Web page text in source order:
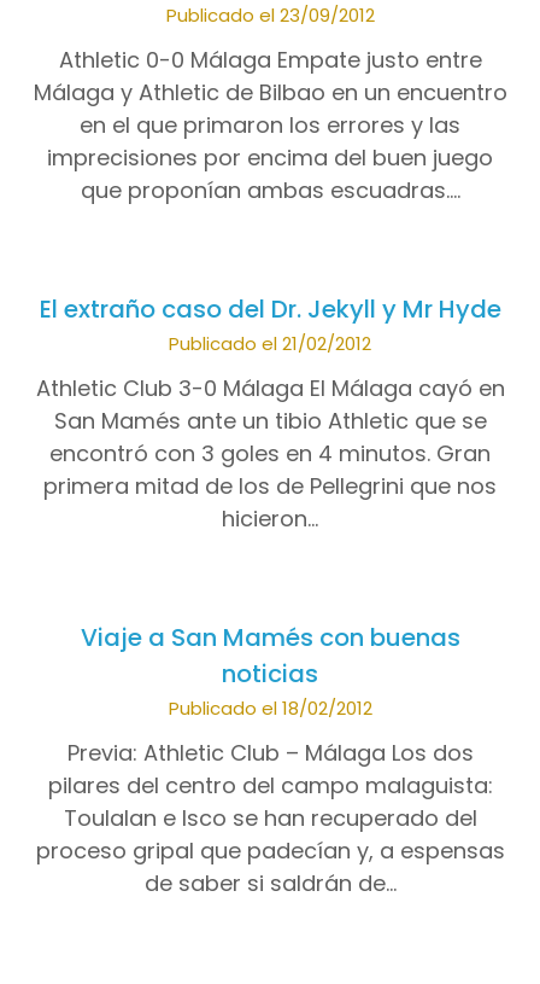
Publicado el 23/09/2012
Athletic 0-0 Málaga Empate justo entre
Málaga y Athletic de Bilbao en un encuentro
en el que primaron los errores y las
imprecisiones por encima del buen juego
que proponían ambas escuadras….
El extraño caso del Dr. Jekyll y Mr Hyde
Publicado el 21/02/2012
Athletic Club 3-0 Málaga El Málaga cayó en
San Mamés ante un tibio Athletic que se
encontró con 3 goles en 4 minutos. Gran
primera mitad de los de Pellegrini que nos
hicieron…
Viaje a San Mamés con buenas
noticias
Publicado el 18/02/2012
Previa: Athletic Club – Málaga Los dos
pilares del centro del campo malaguista:
Toulalan e Isco se han recuperado del
proceso gripal que padecían y, a espensas
de saber si saldrán de…